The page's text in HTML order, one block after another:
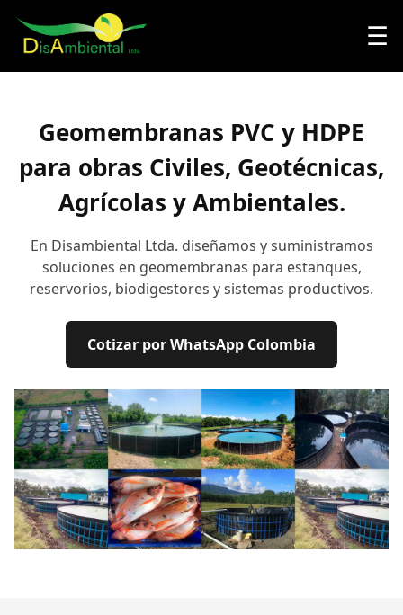
☰
Geomembranas PVC y HDPE
para obras Civiles, Geotécnicas,
Agrícolas y Ambientales.
En Disambiental Ltda. diseñamos y suministramos
soluciones en geomembranas para estanques,
reservorios, biodigestores y sistemas productivos.
Cotizar por WhatsApp Colombia